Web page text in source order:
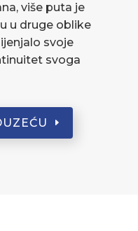
više puta je
u druge oblike
svoje
svoga